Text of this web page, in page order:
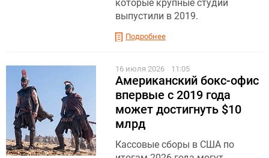
которые крупные студии
выпустили в 2019.
Подробнее
16 июля 2026 11:05
Американский бокс-офис
впервые с 2019 года
может достигнуть $10
млрд
Кассовые сборы в США по